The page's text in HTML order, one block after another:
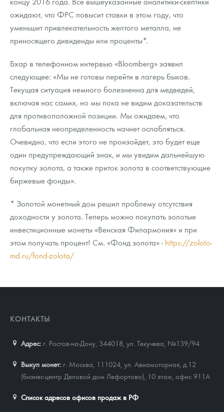
ожидают, что ФРС повысит ставки в этом году, что
уменьшит привлекательность желтого металла, не
приносящего дивиденды или проценты*.
Бхар в телефонном интервью «Bloomberg» заявил
следующее: «Мы не готовы перейти в лагерь быков.
Текущая ситуация немного болезненна для медведей,
включая нас самих, но мы пока не видим доказательств
для противоположной позиции. Мы ожидаем, что
глобальная неопределенность начнет ослабляться.
Очевидно, что если этого не произойдет, это будет еще
один предупреждающий знак, и мы увидим дальнейшую
покупку золота, а также приток золота в соответствующие
биржевые фонды».
* Золотой монетный дом решил проблему отсутствия
доходности у золота. Теперь можно покупать золотые
инвестиционные монеты «Венская Филармония» и при
этом получать процент! См. «Фонд золота» - https://zoloto-
md.ru/fond-zolota/
КОНТАКТЫ
Адрес: г. Ростов-на-Дону, 344018 ул. Текучева, №139/94
Выкуп монет: г. Москва, 111024, ул. Авиамоторная, д.12
(бизнес-центр Деловой дом Лефортово), 10 этаж, офис 911А
Список адресов офисов продаж в РФ